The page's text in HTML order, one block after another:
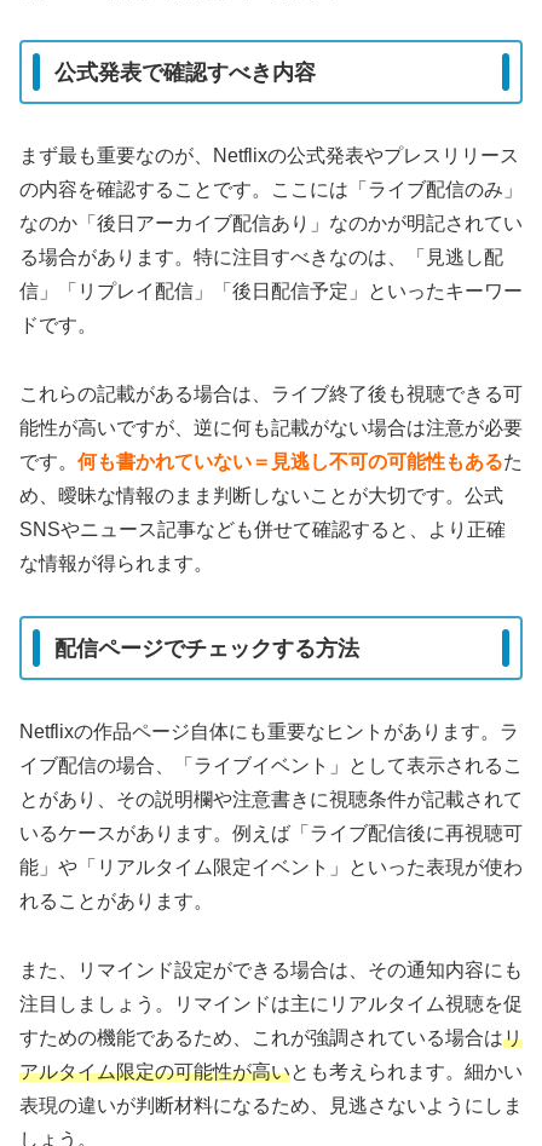
公式発表で確認すべき内容
まず最も重要なのが、Netflixの公式発表やプレスリリース
の内容を確認することです。ここには「ライブ配信のみ」
なのか「後日アーカイブ配信あり」なのかが明記されてい
る場合があります。特に注目すべきなのは、「見逃し配
信」「リプレイ配信」「後日配信予定」といったキーワー
ドです。
これらの記載がある場合は、ライブ終了後も視聴できる可
能性が高いですが、逆に何も記載がない場合は注意が必要
です。 何も書かれていない＝見逃し不可の可能性もあるた
め、曖昧な情報のまま判断しないことが大切です。公式
SNSやニュース記事なども併せて確認すると、より正確
な情報が得られます。
配信ページでチェックする方法
Netflixの作品ページ自体にも重要なヒントがあります。ラ
イブ配信の場合、「ライブイベント」として表示されるこ
とがあり、その説明欄や注意書きに視聴条件が記載されて
いるケースがあります。例えば「ライブ配信後に再視聴可
能」や「リアルタイム限定イベント」といった表現が使わ
れることがあります。
また、リマインド設定ができる場合は、その通知内容にも
注目しましょう。リマインドは主にリアルタイム視聴を促
すための機能であるため、これが強調されている場合はリ
アルタイム限定の可能性が高いとも考えられます。細かい
表現の違いが判断材料になるため、見逃さないようにしま
しょう。